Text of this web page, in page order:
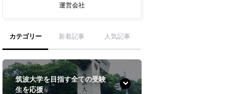
運営会社
カテゴリー 新着記事 人気記事
筑波大学を目指す全ての受験
生を応援